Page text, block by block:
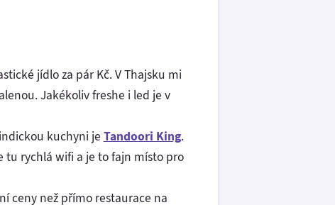
jídlo za pár Kč. V Thajsku mi
Jakékoliv freshe i led je v
kuchyni je Tandoori King.
tu rychlá wifi a je to fajn místo pro
ceny než přímo restaurace na